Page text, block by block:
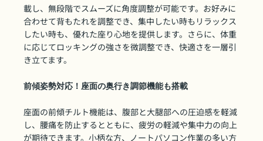
載し、無段階でスムーズに角度調整が可能です。お好みに
合わせて背もたれを調整でき、集中したい時もリラックス
したい時も、優れた座り心地を提供します。さらに、体重
に応じてロッキングの強さを微調整でき、快適さを一層引
き立てます。
前傾姿勢対応！座面の奥行き調節機能も搭載
座面の前傾チルト機能は、腹部と大腿部への圧迫感を軽減
し、腰痛を防止するとともに、疲労の軽減や集中力の向上
が期待できます。小柄な方、ノートパソコン作業の多い方